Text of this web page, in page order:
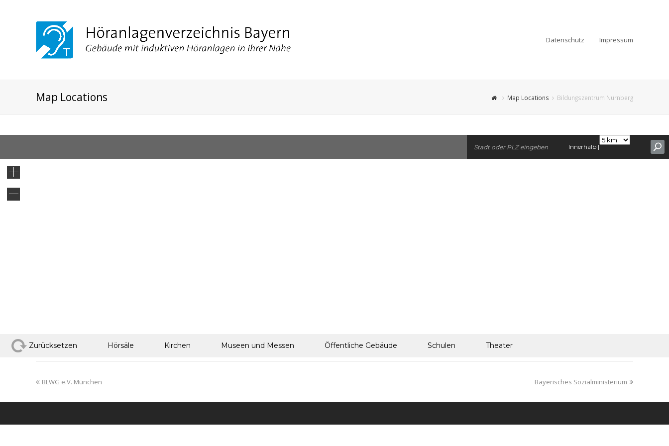
Datenschutz Impressum
Map Locations Map Locations Bildungszentrum Nürnberg
Innerhalb |
Zurücksetzen Hörsäle Kirchen Museen und Messen Öffentliche Gebäude Schulen Theater
BLWG e.V. München Bayerisches Sozialministerium